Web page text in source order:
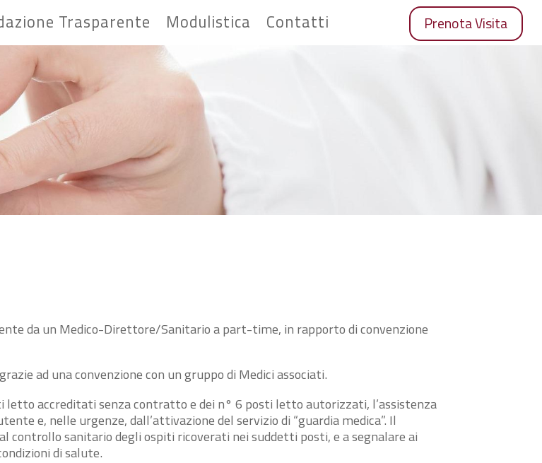
Trasparente Modulistica Contatti Prenota Visita
da un Medico-Direttore/Sanitario a part-time, in rapporto di convenzione
ad una convenzione con un gruppo di Medici associati.
accreditati senza contratto e dei n° 6 posti letto autorizzati, l’assistenza
e, nelle urgenze, dall’attivazione del servizio di “guardia medica”. Il
sanitario degli ospiti ricoverati nei suddetti posti, e a segnalare ai
di salute.